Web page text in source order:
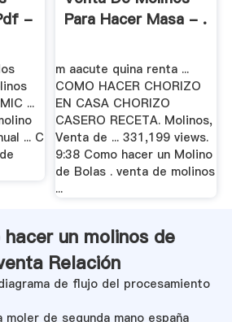
-
...
... C
Para Hacer Masa - .
m aacute quina renta ...
COMO HACER CHORIZO
EN CASA CHORIZO
CASERO RECETA. Molinos,
Venta de ... 331,199 views.
9:38 Como hacer un Molino
de Bolas . venta de molinos
...
un molinos de
Relación
de flujo del procesamiento
de segunda mano españa